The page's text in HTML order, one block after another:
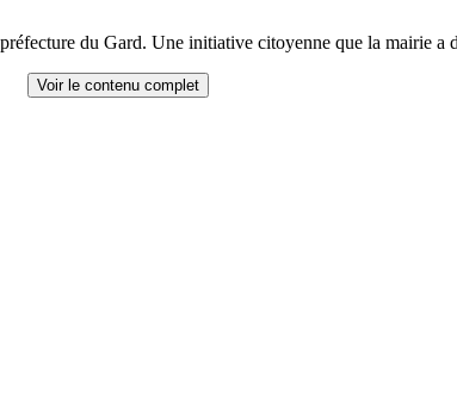
du Gard. Une initiative citoyenne que la mairie a
Voir le contenu complet